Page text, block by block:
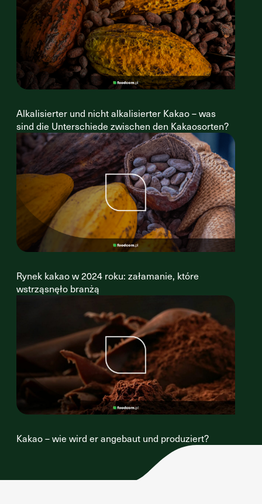
Alkalisierter und nicht alkalisierter Kakao – was
sind die Unterschiede zwischen den Kakaosorten?
Rynek kakao w 2024 roku: załamanie, które
wstrząsnęło branżą
Kakao – wie wird er angebaut und produziert?